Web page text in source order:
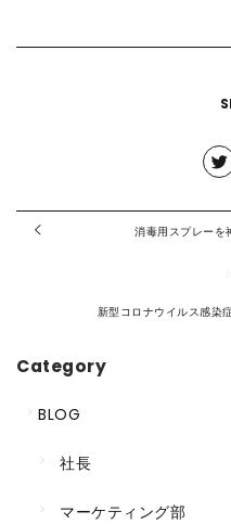
消毒用スプレーを
新型コロナウイルス感染
Category
BLOG
社長
マーケティング部